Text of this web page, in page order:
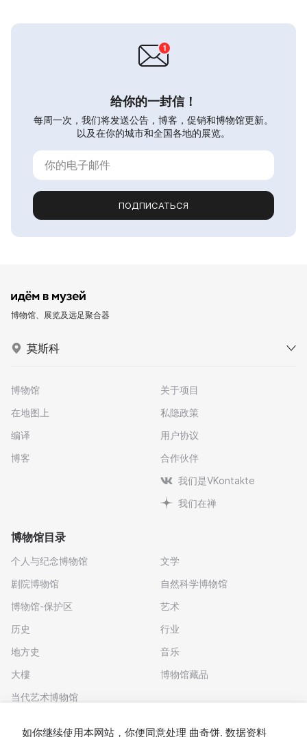
给你的一封信！
每周一次，我们将发送公告，博客，促销和博物馆更新。
以及在你的城市和全国各地的展览。
ПОДПИСАТЬСЯ
博物馆、展览及远足聚合器
莫斯科
博物馆
在地图上
编译
博客
关于项目
私隐政策
用户协议
合作伙伴
我们是VKontakte
我们在禅
博物馆目录
个人与纪念博物馆
剧院博物馆
博物馆-保护区
历史
地方史
大樓
当代艺术博物馆
文学
自然科学博物馆
艺术
行业
音乐
博物馆藏品
如你继续使用本网站，你便同意处理 曲奇饼. 数据资料